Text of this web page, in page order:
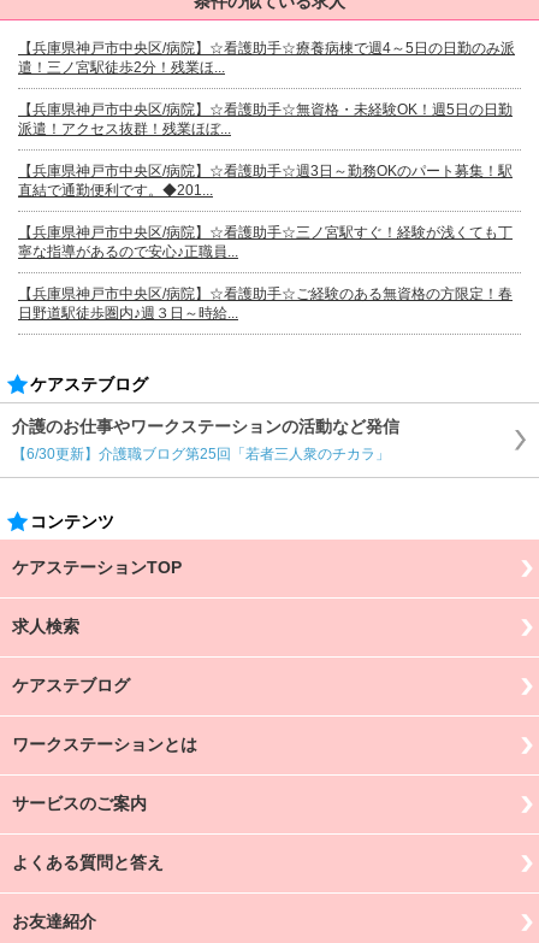
【兵庫県神戸市中央区/病院】☆看護助手☆療養病棟で週4～5日の日勤のみ派
遣！三ノ宮駅徒歩2分！残業ほ...
【兵庫県神戸市中央区/病院】☆看護助手☆無資格・未経験OK！週5日の日勤
派遣！アクセス抜群！残業ほぼ...
【兵庫県神戸市中央区/病院】☆看護助手☆週3日～勤務OKのパート募集！駅
直結で通勤便利です。◆201...
【兵庫県神戸市中央区/病院】☆看護助手☆三ノ宮駅すぐ！経験が浅くても丁
寧な指導があるので安心♪正職員...
【兵庫県神戸市中央区/病院】☆看護助手☆ご経験のある無資格の方限定！春
日野道駅徒歩圏内♪週３日～時給...
ケアステブログ
介護のお仕事やワークステーションの活動など発信
【6/30更新】介護職ブログ第25回「若者三人衆のチカラ」
コンテンツ
ケアステーションTOP
求人検索
ケアステブログ
ワークステーションとは
サービスのご案内
よくある質問と答え
お友達紹介